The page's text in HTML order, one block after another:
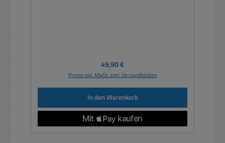
Regulärer Preis:
49,90 €
Preise inkl. MwSt. zzgl. Versandkosten
In den Warenkorb